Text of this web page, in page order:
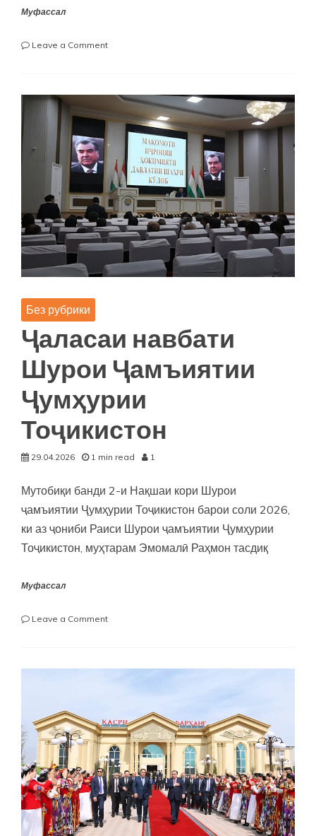
Муфассал
Leave a Commenton
КОР
ҶАВОНОН
ВА
ВАРЗИШИ
НАЗДИ
ҲУКУМАТИ
ҶУМҲУРИИ
ТОҶИКИСТОН
Гулаҳмадзода
Зулфиқор
ДАР
ҶАМЪИЯТИИ
ТОҶИКИСТОН
ШАҲРИ
КУЛОБ
Без рубрики
Ҷаласаи навбати
Шурои Ҷамъиятии
Ҷумҳурии
Тоҷикистон
29.04.2026 1 min read 1
Мутобиқи банди 2-и Нақшаи кори Шурои
ҷамъиятии Ҷумҳурии Тоҷикистон барои соли 2026,
ки аз ҷониби Раиси Шурои ҷамъиятии Ҷумҳурии
Тоҷикистон, муҳтарам Эмомалӣ Раҳмон тасдиқ
Муфассал
Leave a Commenton